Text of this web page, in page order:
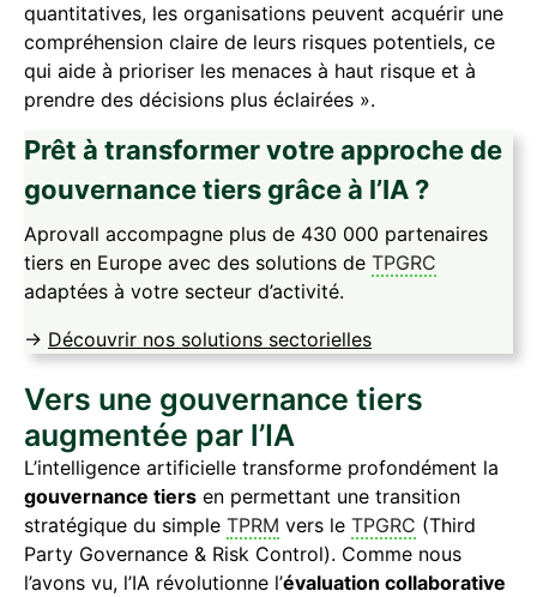
quantitatives, les organisations peuvent acquérir une
compréhension claire de leurs risques potentiels, ce
qui aide à prioriser les menaces à haut risque et à
prendre des décisions plus éclairées ».
Prêt à transformer votre approche de
gouvernance tiers grâce à l’IA ?
Aprovall accompagne plus de 430 000 partenaires
tiers en Europe avec des solutions de TPGRC
adaptées à votre secteur d’activité.
-> Découvrir nos solutions sectorielles
Vers une gouvernance tiers
augmentée par l’IA
L’intelligence artificielle transforme profondément la
gouvernance tiers en permettant une transition
stratégique du simple TPRM vers le TPGRC (Third
Party Governance & Risk Control). Comme nous
l’avons vu, l’IA révolutionne l’évaluation collaborative